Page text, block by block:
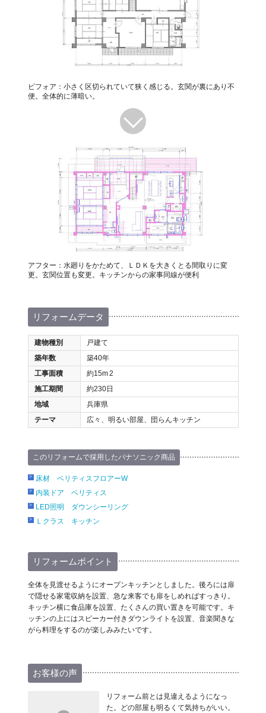
ビフォア：小さく区切られていて狭く感じる。玄関が裏にあり不
便。全体的に薄暗い。
アフター：水廻りをかためて、ＬＤＫを大きくとる間取りに変
更。玄関位置も変更。キッチンからの家事同線が便利
リフォームデータ
建物種別
戸建て
築年数
築40年
工事面積
約15m2
施工期間
約230日
地域
兵庫県
テーマ
広々、明るい部屋、団らんキッチン
このリフォームで採用したパナソニック商品
床材 ベリティスフロアーW
内装ドア ベリティス
LED照明 ダウンシーリング
Ｌクラス キッチン
リフォームポイント
全体を見渡せるようにオープンキッチンとしました。後ろには扉
で隠せる家電収納を設置、急な来客でも扉をしめればすっきり。
キッチン横に食品庫を設置、たくさんの買い置きを可能です。キ
ッチンの上にはスピーカー付きダウンライトを設置、音楽聞きな
がら料理をするのが楽しみみたいです。
お客様の声
リフォーム前とは見違えるようになっ
た。どの部屋も明るくて気持ちがいい。